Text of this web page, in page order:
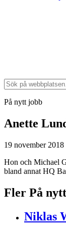
På nytt jobb
Anette
19 november 2018
Hon och Michael
bland annat HQ
Fler På
Niklas